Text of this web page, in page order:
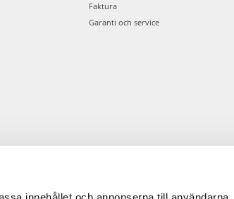
Faktura
Garanti och service